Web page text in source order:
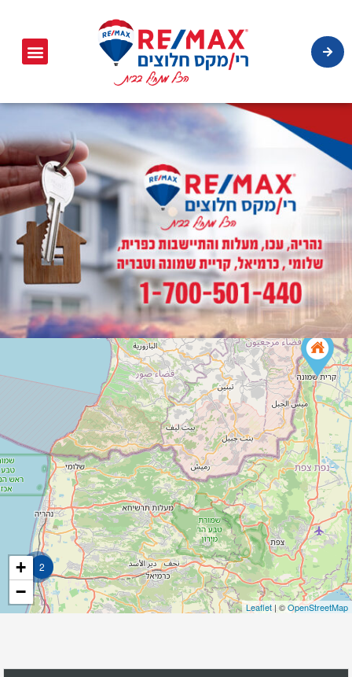
2
+
−
Leaflet| ©OpenStreetMap